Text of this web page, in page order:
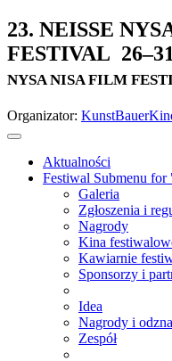
23. NEISSE
FESTIVAL
NYSA NISA FILM
Organizator:
Aktualności
Festiwal Submenu
Galeria
Zgłoszenia i
Nagrody
Kina
Kawiarnie
Sponsorzy i
Idea
Nagrody i
Zespół